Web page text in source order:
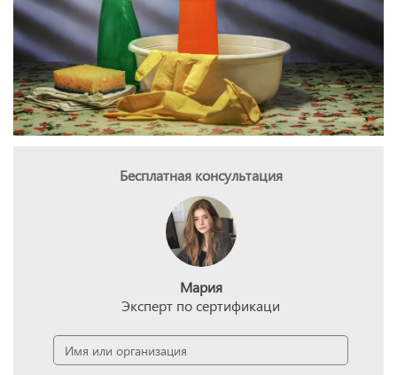
Бесплатная консультация
Мария
Эксперт по сертификаци